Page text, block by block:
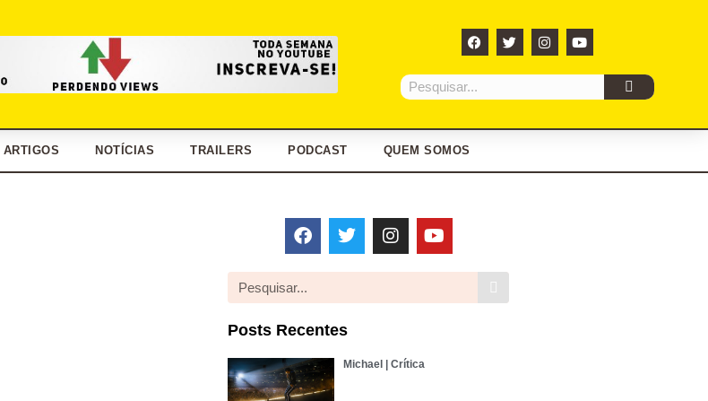
ARTIGOS NOTÍCIAS TRAILERS PODCAST QUEM SOMOS
Posts Recentes
Michael | Crítica